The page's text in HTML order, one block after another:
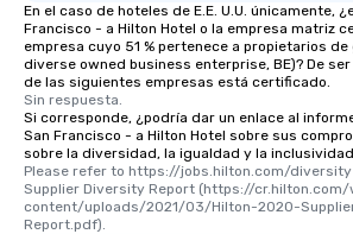
En el caso de hoteles de E.E. U.U. únicamente,
Francisco - a Hilton Hotel o la empresa matriz
empresa cuyo 51 % pertenece a propietarios
diverse owned business enterprise, BE)? De
de las siguientes empresas está certificado.
Sin respuesta.
Si corresponde, ¿podría dar un enlace al
San Francisco - a Hilton Hotel sobre sus
sobre la diversidad, la igualdad y la
Please refer to https://jobs.hilton.com/diversity
Supplier Diversity Report (https://cr.hilton.com/
content/uploads/2021/03/Hilton-2020-
Report.pdf).